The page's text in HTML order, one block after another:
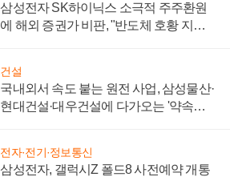
삼성전자 SK하이닉스 소극적 주주환원
에 해외 증권가 비판, "반도체 호황 지속
건설
국내외서 속도 붙는 원전 사업, 삼성물산·
현대건설·대우건설에 다가오는 '약속의
전자·전기·정보통신
삼성전자, 갤럭시Z 폴드8 사전예약 개통